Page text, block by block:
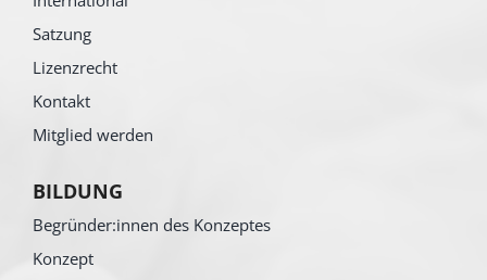
Satzung
Lizenzrecht
Kontakt
Mitglied werden
BILDUNG
Begründer:innen des Konzeptes
Konzept